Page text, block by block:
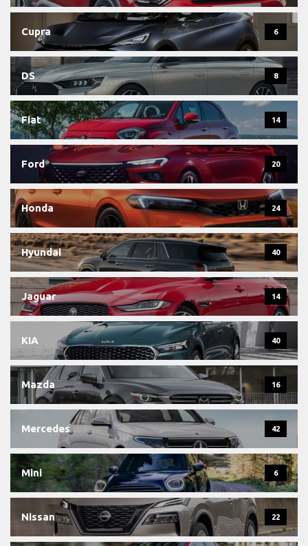
Cupra 6
DS 8
Fiat 14
Ford 20
Honda 24
Hyundai 40
Jaguar 14
KIA 40
Mazda 16
Mercedes 42
Mini 6
Nissan 22